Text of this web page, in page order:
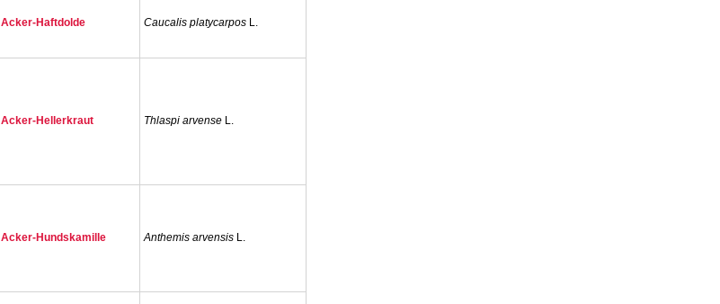
Acker-Haftdolde Caucalis platycarposL.
Acker-Hellerkraut Thlaspi arvenseL.
Acker-Hundskamille Anthemis arvensisL.